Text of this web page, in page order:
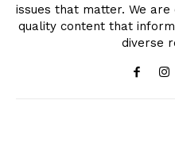
issues that matter. We
quality content that
diverse